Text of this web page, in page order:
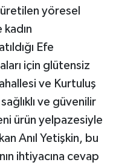
üretilen yöresel
Efe
için glütensiz
ve Kurtuluş
ve güvenilir
ürün yelpazesiyle
Anıl Yetişkin, bu
ihtiyacına cevap